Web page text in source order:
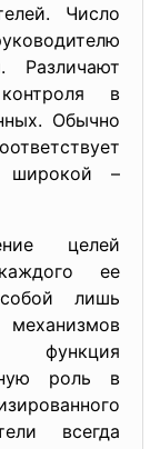
Число
Различают
в
Обычно
широкой –
целей
ее
собой лишь
функция
роль в
всегда